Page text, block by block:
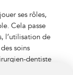
ses rôles,
Cela passe
l’utilisation de
soins
dentiste